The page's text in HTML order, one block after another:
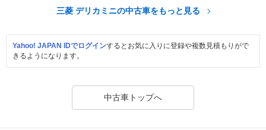
三菱 デリカミニの中古車をもっと見る
Yahoo! JAPAN IDでログインするとお気に入りに登録や複数見積もりがで
きるようになります。
中古車トップへ